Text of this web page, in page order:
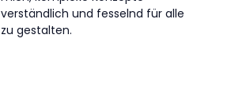
verständlich und fesselnd für alle
zu gestalten.